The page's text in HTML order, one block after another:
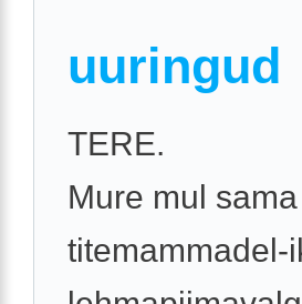
uuringud
TERE.
Mure mul
titemammadel-